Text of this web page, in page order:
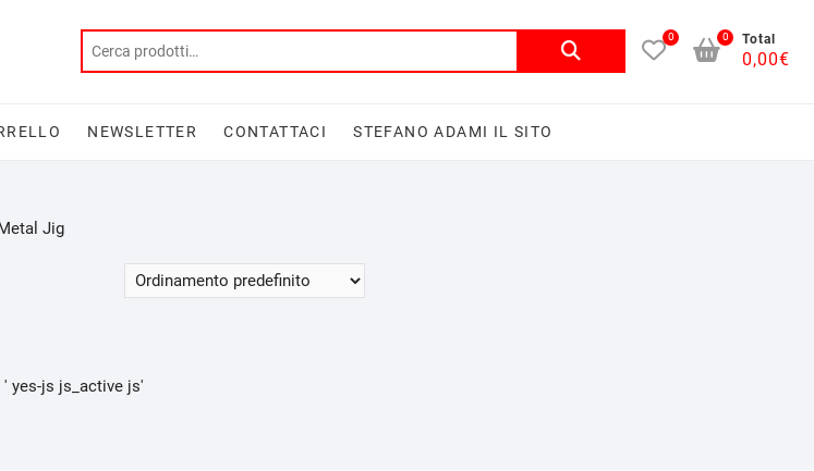
Cerca: 0 Total
0,00€
0
NEWSLETTER CONTATTACI STEFANO ADAMI IL SITO
Jig
yes-js js_active js'